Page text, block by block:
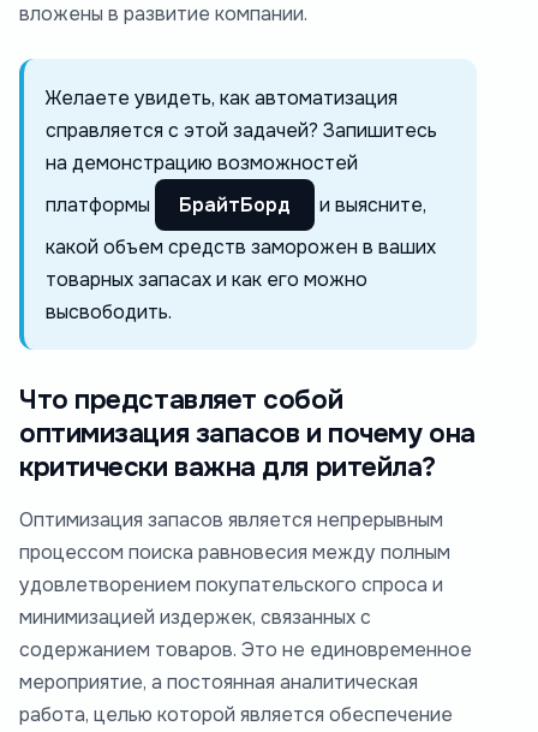
вложены в развитие компании.
Желаете увидеть, как автоматизация
справляется с этой задачей? Запишитесь
на демонстрацию возможностей
платформы
БрайтБорд
и выясните,
какой объем средств заморожен в ваших
товарных запасах и как его можно
высвободить.
Что представляет собой
оптимизация запасов и почему она
критически важна для ритейла?
Оптимизация запасов является непрерывным
процессом поиска равновесия между полным
удовлетворением покупательского спроса и
минимизацией издержек, связанных с
содержанием товаров. Это не единовременное
мероприятие, а постоянная аналитическая
работа, целью которой является обеспечение